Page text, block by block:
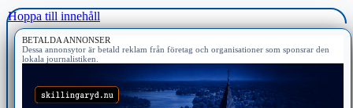
Hoppa till innehåll
BETALDA ANNONSER
Dessa annonsytor är betald reklam från företag och organisationer som sponsrar den
lokala journalistiken.